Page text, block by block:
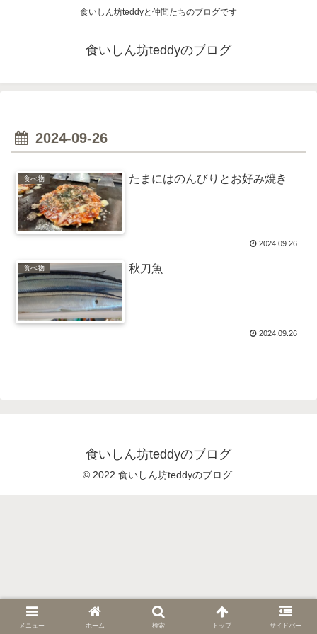
食いしん坊teddyと仲間たちのブログです
食いしん坊teddyのブログ
2024-09-26
食べ物 たまにはのんびりとお好み焼き
2024.09.26
食べ物 秋刀魚
2024.09.26
食いしん坊teddyのブログ
© 2022 食いしん坊teddyのブログ.
メニュー ホーム 検索 トップ サイドバー